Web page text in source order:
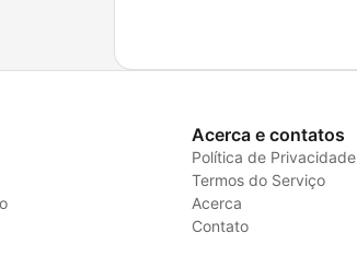
Acerca e contatos
Política de Privacidade
Termos do Serviço
Acerca
Contato